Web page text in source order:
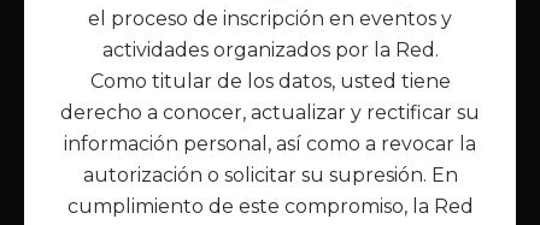
Enlaces de interés
Publicaciones
Noticias
Contáctanos
Política de Tratamiento de Datos
el proceso de inscripción en eventos y
actividades organizados por la Red.
Como titular de los datos, usted tiene
derecho a conocer, actualizar y rectificar su
información personal, así como a revocar la
autorización o solicitar su supresión. En
cumplimiento de este compromiso, la Red